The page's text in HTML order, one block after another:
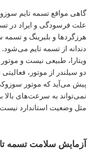
گاهی مواقع تسمه تایم
علت فرسودگی و ایراد در
هرزگردها و بلبرینگ و
دندانه از تسمه تایم
ویتارا، طبیعی نیست و
دو سیلندر از موتور،
پیش می‌آید که موتور
نمی‌تواند به سرعت‌های
مثل وضعیت استاندارد
آزمایش سلامت تسمه